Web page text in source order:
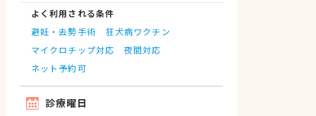
よく利用される条件
避妊・去勢手術
狂犬病ワクチン
マイクロチップ対応
夜間対応
ネット予約可
診療曜日